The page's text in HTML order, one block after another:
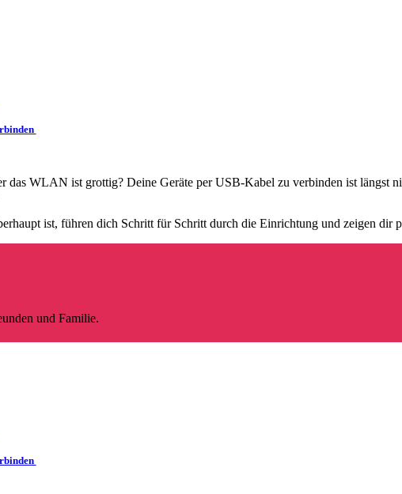
das WLAN ist grottig? Deine Geräte per USB-Kabel zu verbinden ist längst
ist, führen dich Schritt für Schritt durch die Einrichtung und zeigen dir
und Familie.